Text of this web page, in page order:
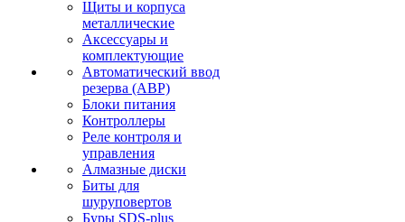
Щиты и корпуса
металлические
Аксессуары и
комплектующие
Автоматический ввод
резерва (АВР)
Блоки питания
Контроллеры
Реле контроля и
управления
Алмазные диски
Биты для
шуруповертов
Буры SDS-plus